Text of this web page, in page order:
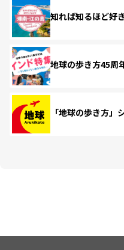
知れば知るほど好
地球の歩き方45周
「地球の歩き方」